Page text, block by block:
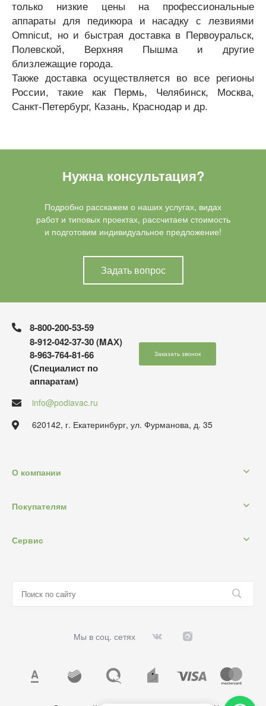
только низкие цены на профессиональные
аппараты для педикюра и насадку с лезвиями
Omnicut, но и быстрая доставка в Первоуральск,
Полевской, Верхняя Пышма и другие
близлежащие города.
Также доставка осуществляется во все регионы
России, такие как Пермь, Челябинск, Москва,
Санкт-Петербург, Казань, Краснодар и др.
Нужна консультация?
Подробно расскажем о наших услугах, видах
работ и типовых проектах, рассчитаем стоимость
и подготовим индивидуальное предложение!
Задать вопрос
8-800-200-53-59
8-912-042-37-30 (MAХ)
8-963-764-81-66
(Специалист по
аппаратам)
Заказать звонок
info@podiavac.ru
620142, г. Екатеринбург, ул. Фурманова, д. 35
О компании
Покупателям
Сервис
Мы в соц. сетях